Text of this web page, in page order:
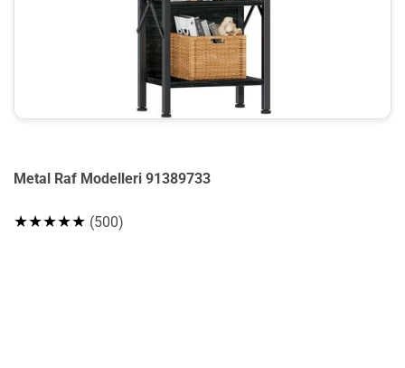
Metal Raf Modelleri 91389733
★★★★★ (500)